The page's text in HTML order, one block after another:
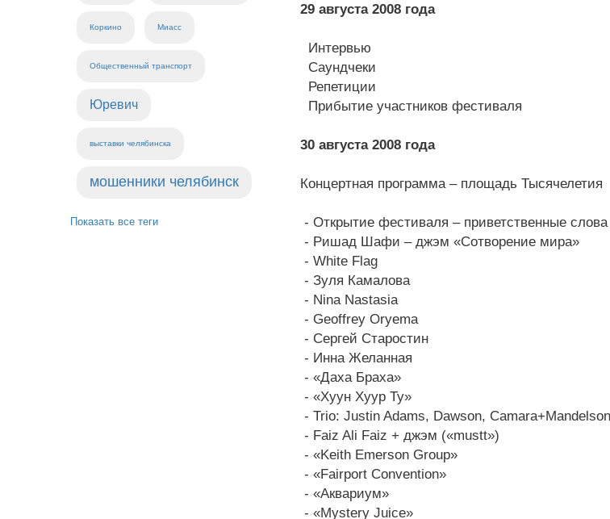
Коркино Миасс
Общественный транспорт
Юревич
выставки челябинска
мошенники челябинск
Показать все теги
29 августа 2008 года
Интервью
Саундчеки
Репетиции
Прибытие участников фестиваля
30 августа 2008 года
Концертная программа – площадь Тысячелетия
- Открытие фестиваля – приветственные слова
- Ришад Шафи – джэм «Сотворение мира»
- White Flag
- Зуля Камалова
- Nina Nastasia
- Geoffrey Oryema
- Сергей Старостин
- Инна Желанная
- «Даха Браха»
- «Хуун Хуур Ту»
- Trio: Justin Adams, Dawson,
- Faiz Ali Faiz + джэм («mustt»)
- «Keith Emerson Group»
- «Fairport Convention»
- «Аквариум»
- «Mystery Juice»